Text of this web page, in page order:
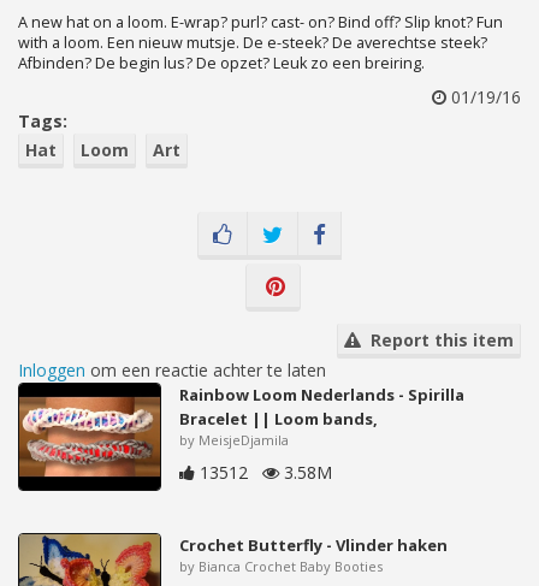
A new hat on a loom. E-wrap? purl? cast- on? Bind off? Slip knot? Fun
with a loom. Een nieuw mutsje. De e-steek? De averechtse steek?
Afbinden? De begin lus? De opzet? Leuk zo een breiring.
01/19/16
Tags:
Hat
Loom Art
Report this item
Inloggen om een reactie achter te laten
Rainbow Loom Nederlands - Spirilla
Bracelet || Loom bands,
by MeisjeDjamila
13512 3.58M
Crochet Butterfly - Vlinder haken
by Bianca Crochet Baby Booties